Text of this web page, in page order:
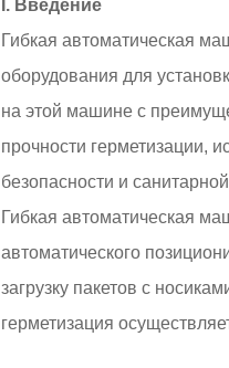
I. Введение
Гибкая автоматическая
оборудования для
на этой машине с
прочности герметизации,
безопасности и
Гибкая автоматическая
автоматического
загрузку пакетов с
герметизация